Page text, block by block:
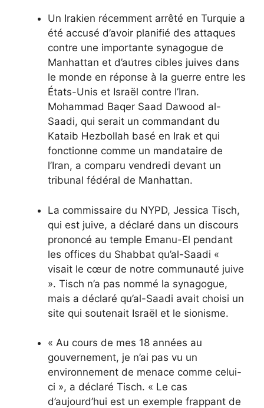
Un Irakien récemment arrêté en Turquie a
été accusé d’avoir planifié des attaques
contre une importante synagogue de
Manhattan et d’autres cibles juives dans
le monde en réponse à la guerre entre les
États-Unis et Israël contre l’Iran.
Mohammad Baqer Saad Dawood al-
Saadi, qui serait un commandant du
Kataib Hezbollah basé en Irak et qui
fonctionne comme un mandataire de
l’Iran, a comparu vendredi devant un
tribunal fédéral de Manhattan.
La commissaire du NYPD, Jessica Tisch,
qui est juive, a déclaré dans un discours
prononcé au temple Emanu-El pendant
les offices du Shabbat qu’al-Saadi «
visait le cœur de notre communauté juive
». Tisch n’a pas nommé la synagogue,
mais a déclaré qu’al-Saadi avait choisi un
site qui soutenait Israël et le sionisme.
« Au cours de mes 18 années au
gouvernement, je n’ai pas vu un
environnement de menace comme celui-
ci », a déclaré Tisch. « Le cas
d’aujourd’hui est un exemple frappant de